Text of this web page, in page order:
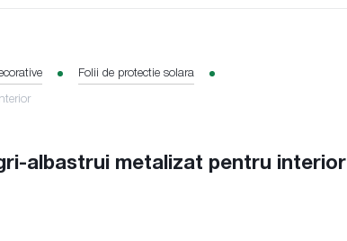
Folii de protectie solara
albastrui metalizat pentru interior